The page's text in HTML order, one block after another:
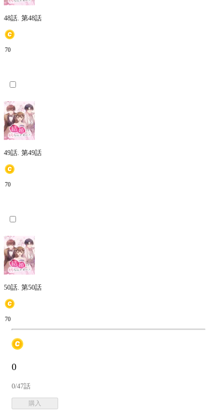
48話. 第48話
70
49話. 第49話
70
50話. 第50話
70
0
0/47話
購入